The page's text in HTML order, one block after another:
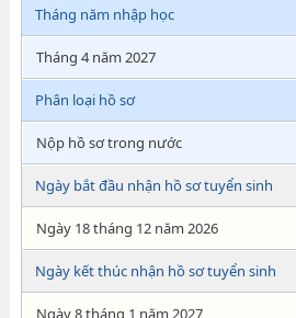
Tháng năm nhập học
Tháng 4 năm 2027
Phân loại hồ sơ
Nộp hồ sơ trong nước
Ngày bắt đầu nhận hồ sơ tuyển sinh
Ngày 18 tháng 12 năm 2026
Ngày kết thúc nhận hồ sơ tuyển sinh
Ngày 8 tháng 1 năm 2027